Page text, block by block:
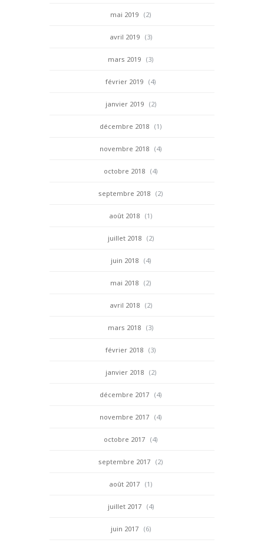
mai 2019 (2)
avril 2019 (3)
mars 2019 (3)
février 2019 (4)
janvier 2019 (2)
décembre 2018 (1)
novembre 2018 (4)
octobre 2018 (4)
septembre 2018 (2)
août 2018 (1)
juillet 2018 (2)
juin 2018 (4)
mai 2018 (2)
avril 2018 (2)
mars 2018 (3)
février 2018 (3)
janvier 2018 (2)
décembre 2017 (4)
novembre 2017 (4)
octobre 2017 (4)
septembre 2017 (2)
août 2017 (1)
juillet 2017 (4)
juin 2017 (6)